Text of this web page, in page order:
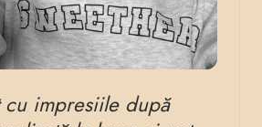
cu impresiile după